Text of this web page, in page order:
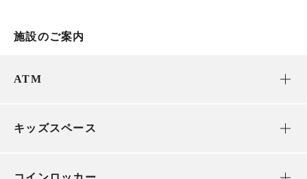
施設のご案内
ATM
キッズスペース